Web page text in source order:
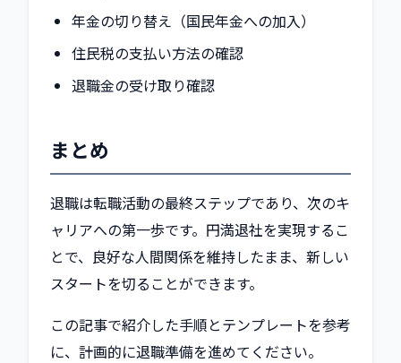
年金の切り替え（国民年金への加入）
住民税の支払い方法の確認
退職金の受け取り確認
まとめ
退職は転職活動の最終ステップであり、次のキ
ャリアへの第一歩です。円満退社を実現するこ
とで、良好な人間関係を維持したまま、新しい
スタートを切ることができます。
この記事で紹介した手順とテンプレートを参考
に、計画的に退職準備を進めてください。